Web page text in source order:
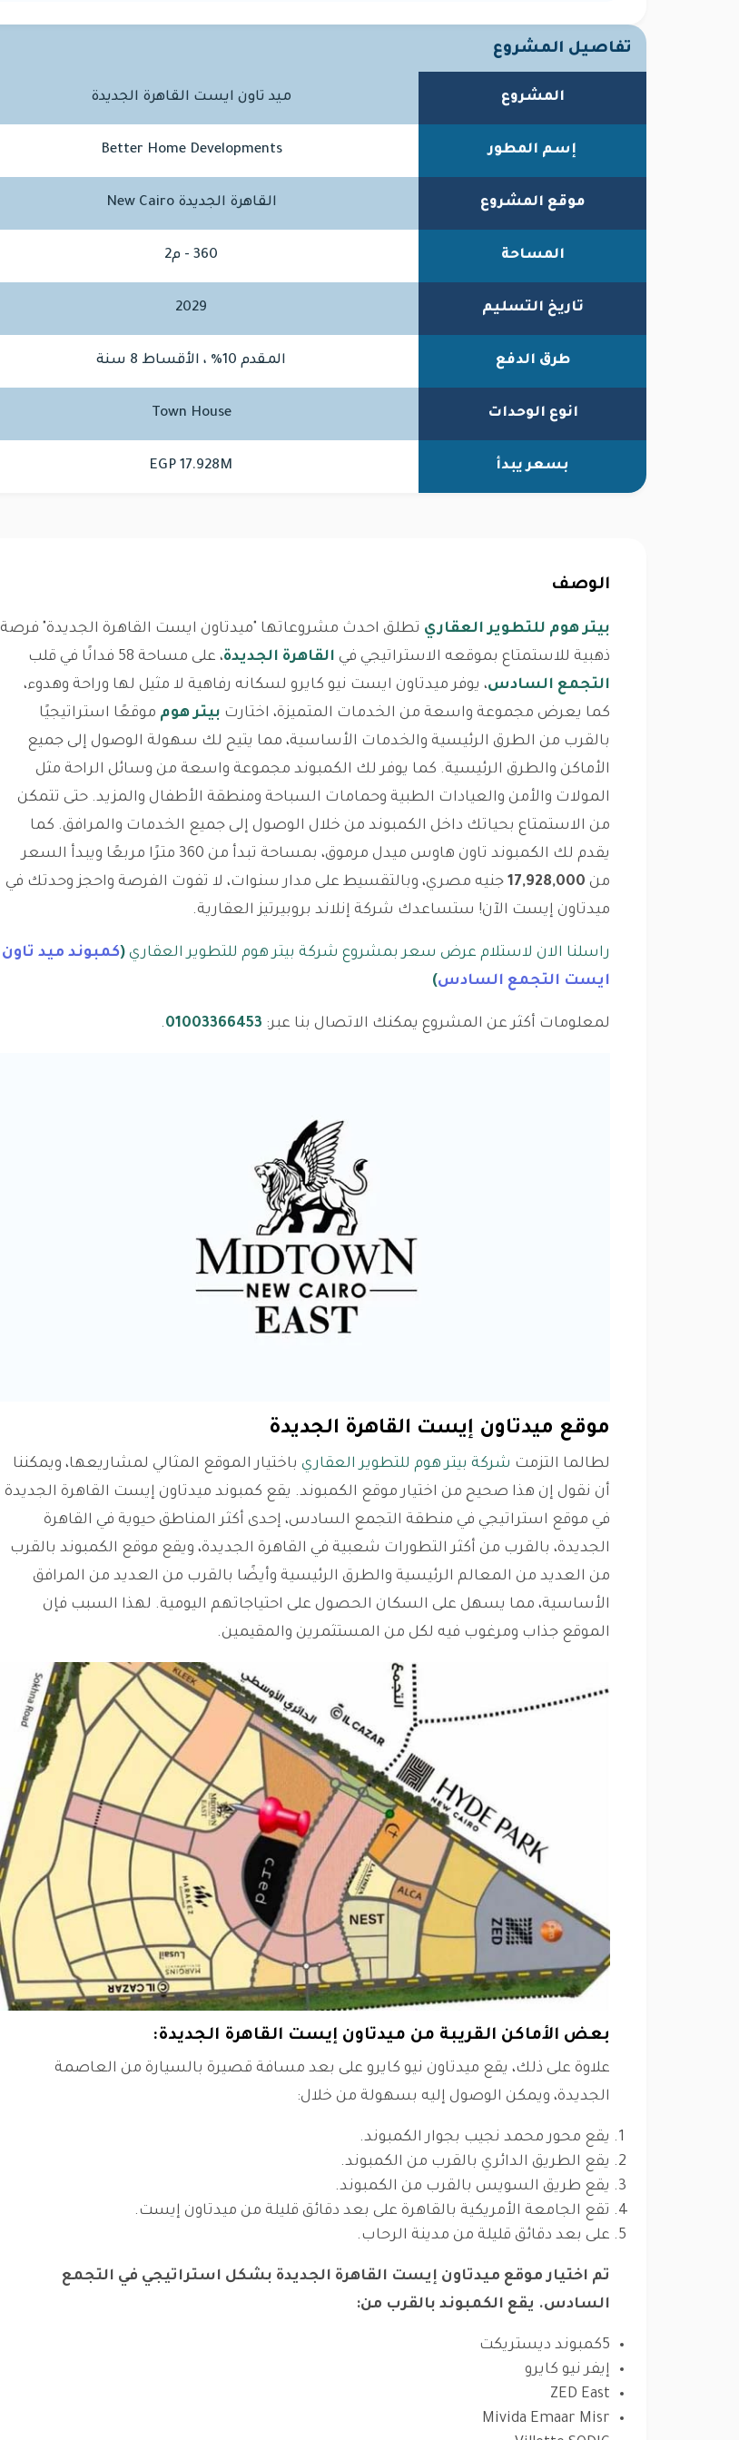
تفاصيل المشروع
المشروع ميد تاون ايست القاهرة الجديدة
إسم المطور Better Home Developments
موقع المشروع القاهرة الجديدة New Cairo
المساحة 360 - م2
تاريخ التسليم 2029
طرق الدفع المقدم 10% ، الأقساط 8 سنة
انوع الوحدات Town House
بسعر يبدأ EGP 17.928M
الوصف
بيتر هوم للتطوير العقاري تطلق احدث مشروعاتها "ميدتاون ايست القاهرة الجديدة" فرصة
ذهبية للاستمتاع بموقعه الاستراتيجي في القاهرة الجديدة، على مساحة 58 فدانًا في قلب
التجمع السادس، يوفر ميدتاون ايست نيو كايرو لسكانه رفاهية لا مثيل لها وراحة وهدوء،
كما يعرض مجموعة واسعة من الخدمات المتميزة، اختارت بيتر هوم موقعًا استراتيجيًا
بالقرب من الطرق الرئيسية والخدمات الأساسية، مما يتيح لك سهولة الوصول إلى جميع
الأماكن والطرق الرئيسية. كما يوفر لك الكمبوند مجموعة واسعة من وسائل الراحة مثل
المولات والأمن والعيادات الطبية وحمامات السباحة ومنطقة الأطفال والمزيد. حتى تتمكن
من الاستمتاع بحياتك داخل الكمبوند من خلال الوصول إلى جميع الخدمات والمرافق. كما
يقدم لك الكمبوند تاون هاوس ميدل مرموق، بمساحة تبدأ من 360 مترًا مربعًا ويبدأ السعر
من 17,928,000 جنيه مصري، وبالتقسيط على مدار سنوات، لا تفوت الفرصة واحجز وحدتك في
ميدتاون إيست الآن! ستساعدك شركة إنلاند بروبيرتيز العقارية.
راسلنا الان لاستلام عرض سعر بمشروع شركة بيتر هوم للتطوير العقاري (كمبوند ميد تاون
ايست التجمع السادس)
لمعلومات أكثر عن المشروع يمكنك الاتصال بنا عبر: 01003366453
.
موقع ميدتاون إيست القاهرة الجديدة
لطالما التزمت شركة بيتر هوم للتطوير العقاري باختيار الموقع المثالي لمشاريعها، ويمكننا
أن نقول إن هذا صحيح من اختيار موقع الكمبوند. يقع كمبوند ميدتاون إيست القاهرة الجديدة
في موقع استراتيجي في منطقة التجمع السادس، إحدى أكثر المناطق حيوية في القاهرة
الجديدة، بالقرب من أكثر التطورات شعبية في القاهرة الجديدة، ويقع موقع الكمبوند بالقرب
من العديد من المعالم الرئيسية والطرق الرئيسية وأيضًا بالقرب من العديد من المرافق
الأساسية، مما يسهل على السكان الحصول على احتياجاتهم اليومية. لهذا السبب فإن
الموقع جذاب ومرغوب فيه لكل من المستثمرين والمقيمين.
بعض الأماكن القريبة من ميدتاون إيست القاهرة الجديدة:
علاوة على ذلك، يقع ميدتاون نيو كايرو على بعد مسافة قصيرة بالسيارة من العاصمة
الجديدة، ويمكن الوصول إليه بسهولة من خلال:
يقع محور محمد نجيب بجوار الكمبوند.
يقع الطريق الدائري بالقرب من الكمبوند.
يقع طريق السويس بالقرب من الكمبوند.
تقع الجامعة الأمريكية بالقاهرة على بعد دقائق قليلة من ميدتاون إيست.
على بعد دقائق قليلة من مدينة الرحاب.
تم اختيار موقع ميدتاون إيست القاهرة الجديدة بشكل استراتيجي في التجمع
السادس. يقع الكمبوند بالقرب من:
5كمبوند ديستريكت
إيفر نيو كايرو
ZED East
Mivida Emaar Misr